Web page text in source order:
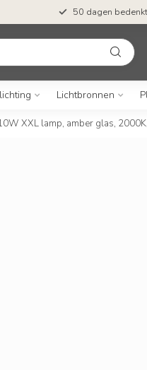
50 dagen
Lichtbronnen
XXL lamp, amber glas,